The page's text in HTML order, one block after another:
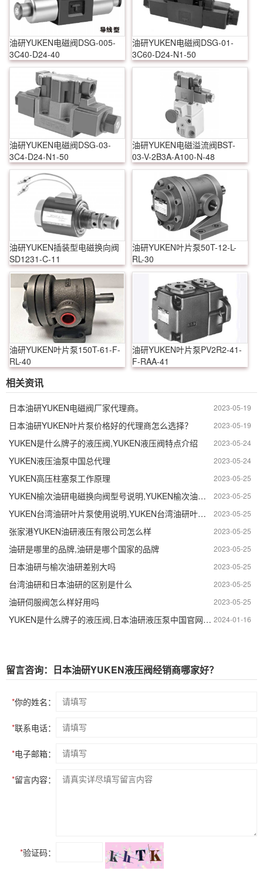
油研YUKEN电磁阀DSG-005-
3C40-D24-40
油研YUKEN电磁阀DSG-01-
3C60-D24-N1-50
油研YUKEN电磁阀DSG-03-
3C4-D24-N1-50
油研YUKEN电磁溢流阀BST-
03-V-2B3A-A100-N-48
油研YUKEN插装型电磁换向阀
SD1231-C-11
油研YUKEN叶片泵50T-12-L-
RL-30
油研YUKEN叶片泵150T-61-F-
RL-40
油研YUKEN叶片泵PV2R2-41-
F-RAA-41
相关资讯
2023-05-19
日本油研YUKEN电磁阀厂家代理商。
2023-05-19
日本油研YUKEN叶片泵价格好的代理商怎么选择？
2023-05-24
YUKEN是什么牌子的液压阀,YUKEN液压阀特点介绍
2023-05-24
YUKEN液压油泵中国总代理
2023-05-25
YUKEN高压柱塞泵工作原理
2023-05-25
YUKEN榆次油研电磁换向阀型号说明,YUKEN榆次油研电磁换向阀卸油口的作用
2023-05-25
YUKEN台湾油研叶片泵使用说明,YUKEN台湾油研叶片泵工作原理
2023-05-25
张家港YUKEN油研液压有限公司怎么样
2023-05-25
油研是哪里的品牌,油研是哪个国家的品牌
2023-05-25
日本油研与榆次油研差别大吗
2023-05-25
台湾油研和日本油研的区别是什么
2023-05-25
油研伺服阀怎么样好用吗
2024-01-16
YUKEN是什么牌子的液压阀,日本油研液压泵中国官网产品分类
留言咨询：日本油研YUKEN液压阀经销商哪家好？
*你的姓名：
*联系电话：
*电子邮箱：
*留言内容：
*验证码：